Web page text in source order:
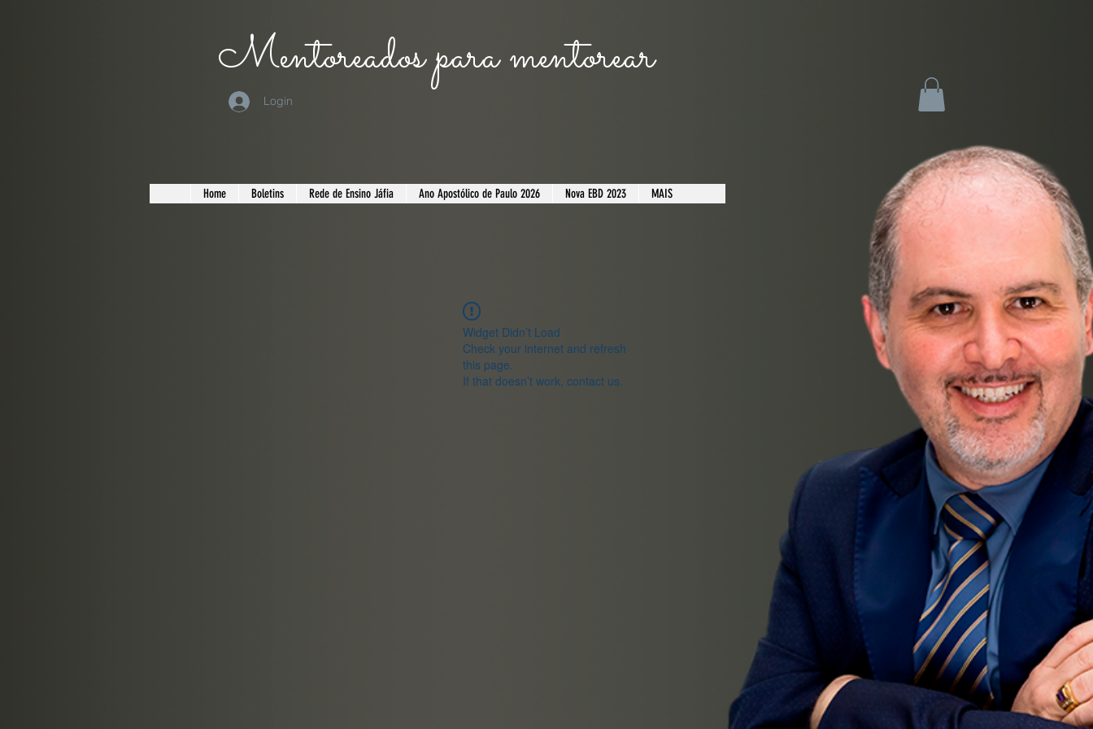
Mentoreados para mentorear
Login
Home Boletins Rede de Ensino Jáfia ​Ano Apostólico de Paulo 2026 Nova EBD 2023 MAIS
Widget Didn’t Load
Check your internet and refresh
this page.
If that doesn’t work, contact us.